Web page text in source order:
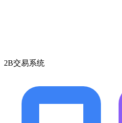
2B交易系统